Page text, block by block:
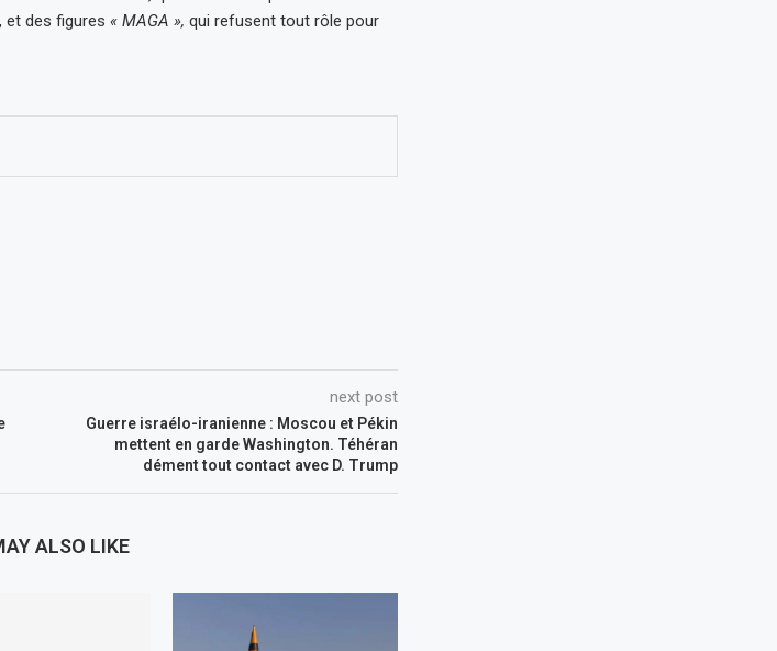
et des figures « MAGA », qui refusent tout rôle pour
next post
Guerre israélo-iranienne : Moscou et Pékin
mettent en garde Washington. Téhéran
dément tout contact avec D. Trump
ALSO LIKE